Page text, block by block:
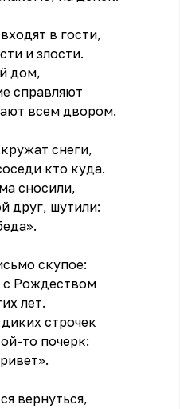
в гости,
и злости.
дом,
справляют
всем двором.
снеги,
кто куда.
сносили,
друг, шутили:
скупое:
с Рождеством
лет.
строчек
то почерк:
вернуться,